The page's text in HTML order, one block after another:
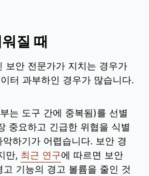
질 때
보안 전문가가 지치는 경우가
터 과부하인 경우가 많습니다.
는 도구 간에 중복됨)를 선별
중요하고 긴급한 위협을 식별
하기가 어렵습니다. 보안 경
만, 최근 연구에 따르면 보안
기능의 경고 볼륨을 줄인 것